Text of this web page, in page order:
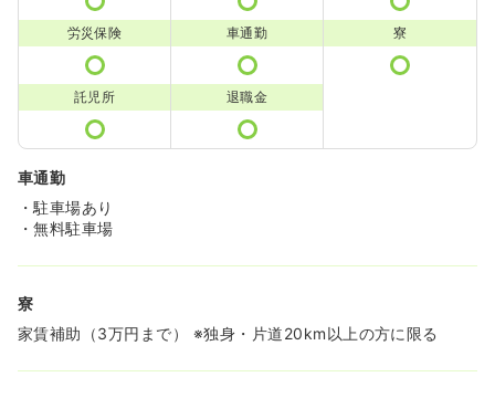
労災保険 車通勤 寮
託児所 退職金
車通勤
・駐車場あり
・無料駐車場
寮
家賃補助（3万円まで） ※独身・片道20km以上の方に限る